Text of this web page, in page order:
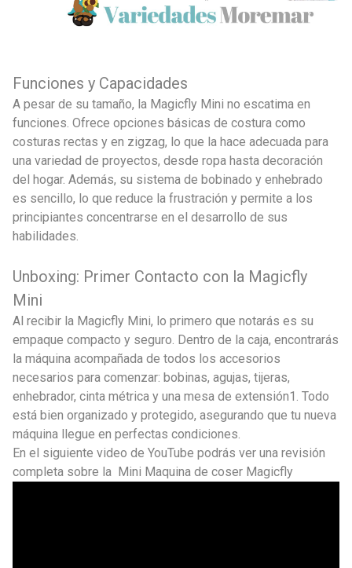
Funciones y Capacidades
A pesar de su tamaño, la Magicfly Mini no escatima en
funciones. Ofrece opciones básicas de costura como
costuras rectas y en zigzag, lo que la hace adecuada para
una variedad de proyectos, desde ropa hasta decoración
del hogar. Además, su sistema de bobinado y enhebrado
es sencillo, lo que reduce la frustración y permite a los
principiantes concentrarse en el desarrollo de sus
habilidades.
Unboxing: Primer Contacto con la Magicfly
Mini
Al recibir la Magicfly Mini, lo primero que notarás es su
empaque compacto y seguro. Dentro de la caja, encontrarás
la máquina acompañada de todos los accesorios
necesarios para comenzar: bobinas, agujas, tijeras,
enhebrador, cinta métrica y una mesa de extensión1. Todo
está bien organizado y protegido, asegurando que tu nueva
máquina llegue en perfectas condiciones.
En el siguiente video de YouTube podrás ver una revisión
completa sobre la Mini Maquina de coser Magicfly